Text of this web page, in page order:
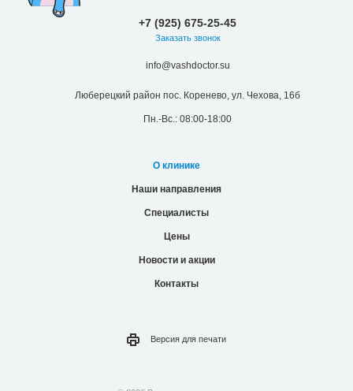
+7 (925) 675-25-45
Заказать звонок
info@vashdoctor.su
Люберецкий район пос. Коренево, ул. Чехова, 16б
Пн.-Вс.: 08:00-18:00
О клинике
Наши направления
Специалисты
Цены
Новости и акции
Контакты
Версия для печати